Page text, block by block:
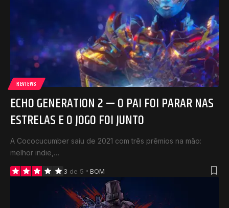
REVIEWS
ECHO GENERATION 2 — O PAI FOI PARAR NAS
ESTRELAS E O JOGO FOI JUNTO
A Cococucumber saiu de 2021 com três prêmios na mão:
melhor indie,…
3 de 5 BOM